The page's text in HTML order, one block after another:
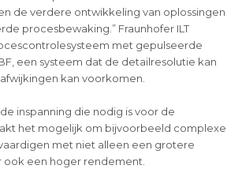
de verdere ontwikkeling van oplossingen
procesbewaking.” Fraunhofer ILT
met gepulseerde
een systeem dat de detailresolutie kan
kan voorkomen.
inspanning die nodig is voor de
het mogelijk om bijvoorbeeld complexe
met niet alleen een grotere
ook een hoger rendement.